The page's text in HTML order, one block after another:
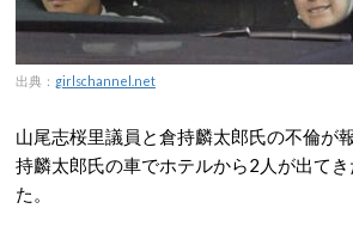
出典： girlschannel.net
山尾志桜里議員と倉持麟太郎氏の不倫が
持麟太郎氏の車でホテルから2人が出て
た。